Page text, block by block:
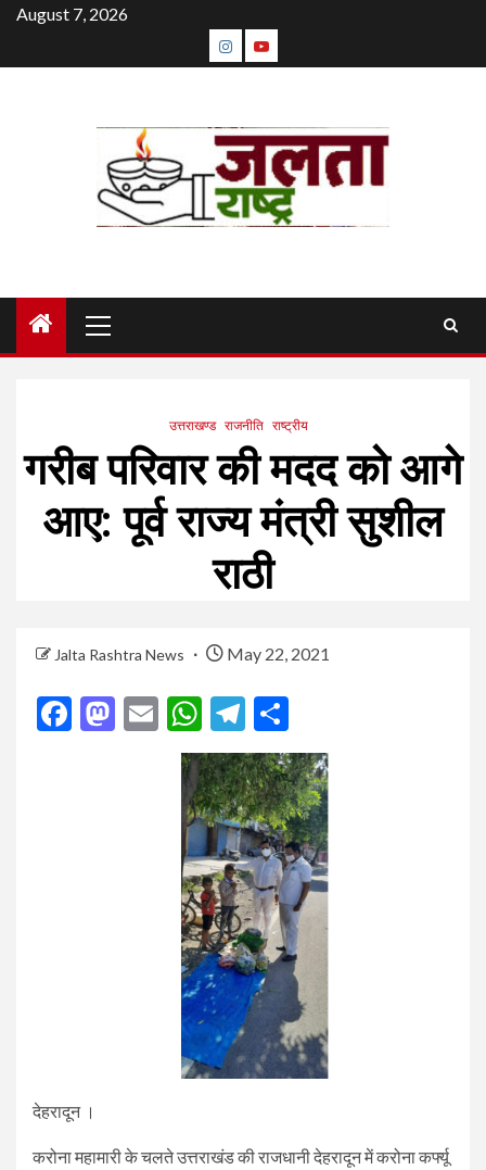
Skip
content
August 7, 2026
instagram
youtube
Menu
उत्तराखण्ड राजनीति राष्ट्रीय
गरीब परिवार की मदद को आगे
आए: पूर्व राज्य मंत्री सुशील
राठी
Jalta Rashtra News May 22, 2021
Facebook
Mastodon
EmailWhatsApp
Telegram
देहरादून ।
करोना महामारी के चलते उत्तराखंड की राजधानी देहरादून में करोना कर्फ्यू